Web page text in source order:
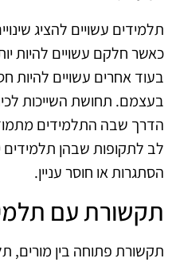
תלמידים עשויים להציג
כאשר חלקם עשויים להיות
בעוד אחרים עשויים להיות
בעצמם. תחושת השייכות
הדרך שבה התלמידים
לב לתקופות שבהן תלמידים
הסתגרות או חוסר עניין.
תקשורת עם
תקשורת פתוחה בין מורים,